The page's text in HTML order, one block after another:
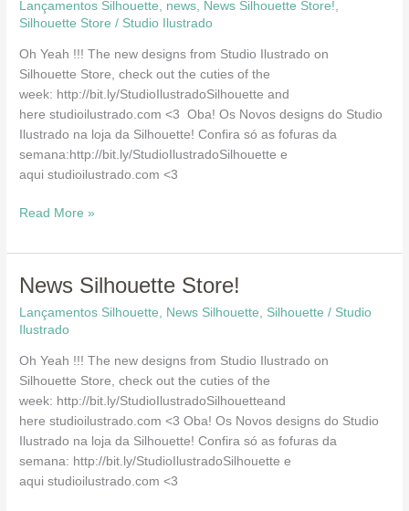
Lançamentos Silhouette, news, News Silhouette Store!,
Silhouette Store / Studio Ilustrado
Oh Yeah !!! The new designs from Studio Ilustrado on
Silhouette Store, check out the cuties of the
week: http://bit.ly/StudioIlustradoSilhouette and
here studioilustrado.com <3 Oba! Os Novos designs do Studio
Ilustrado na loja da Silhouette! Confira só as fofuras da
semana:http://bit.ly/StudioIlustradoSilhouette e
aqui studioilustrado.com <3
Store!
Read More »
News Silhouette Store!
Lançamentos Silhouette News Silhouette Silhouette / Studio
Ilustrado
Oh Yeah !!! The new designs from Studio Ilustrado on
Silhouette Store, check out the cuties of the
week: http://bit.ly/StudioIlustradoSilhouetteand
here studioilustrado.com <3 Oba! Os Novos designs do Studio
Ilustrado na loja da Silhouette! Confira só as fofuras da
semana: http://bit.ly/StudioIlustradoSilhouette e
aqui studioilustrado.com <3
News
Store!